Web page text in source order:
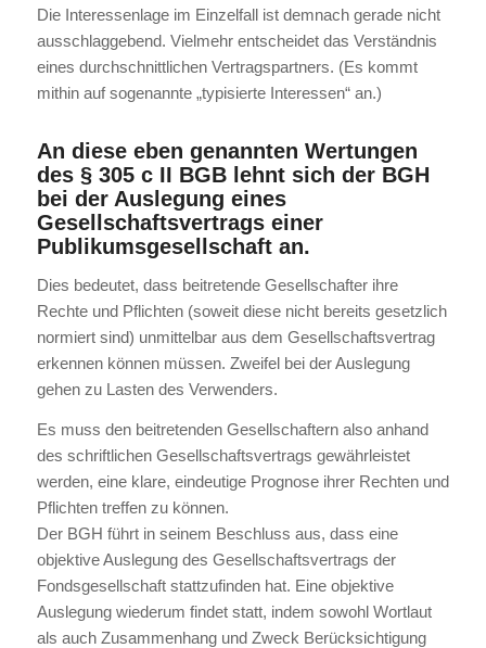
Die Interessenlage im Einzelfall ist demnach gerade nicht
ausschlaggebend. Vielmehr entscheidet das Verständnis
eines durchschnittlichen Vertragspartners. (Es kommt
mithin auf sogenannte „typisierte Interessen“ an.)
An diese eben genannten Wertungen
des § 305 c II BGB lehnt sich der BGH
bei der Auslegung eines
Gesellschaftsvertrags einer
Publikumsgesellschaft an.
Dies bedeutet, dass beitretende Gesellschafter ihre
Rechte und Pflichten (soweit diese nicht bereits gesetzlich
normiert sind) unmittelbar aus dem Gesellschaftsvertrag
erkennen können müssen. Zweifel bei der Auslegung
gehen zu Lasten des Verwenders.
Es muss den beitretenden Gesellschaftern also anhand
des schriftlichen Gesellschaftsvertrags gewährleistet
werden, eine klare, eindeutige Prognose ihrer Rechten und
Pflichten treffen zu können.
Der BGH führt in seinem Beschluss aus, dass eine
objektive Auslegung des Gesellschaftsvertrags der
Fondsgesellschaft stattzufinden hat. Eine objektive
Auslegung wiederum findet statt, indem sowohl Wortlaut
als auch Zusammenhang und Zweck Berücksichtigung